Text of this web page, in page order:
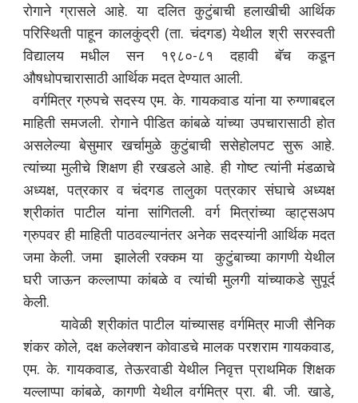
रोगाने ग्रासले आहे. या दलित कुटुंबाची हलाखीची आर्थिक
परिस्थिती पाहून कालकुंद्री (ता. चंदगड) येथील श्री सरस्वती
विद्यालय मधील सन १९८०-८१ दहावी बॅच कडून
औषधोपचारासाठी आर्थिक मदत देण्यात आली.
वर्गमित्र ग्रुपचे सदस्य एम. के. गायकवाड यांना या रुग्णाबद्दल
माहिती समजली. रोगाने पीडित कांबळे यांच्या उपचारासाठी होत
असलेल्या बेसुमार खर्चामुळे कुटुंबाची ससेहोलपट सुरू आहे.
त्यांच्या मुलीचे शिक्षण ही रखडले आहे. ही गोष्ट त्यांनी मंडळाचे
अध्यक्ष, पत्रकार व चंदगड तालुका पत्रकार संघाचे अध्यक्ष
श्रीकांत पाटील यांना सांगितली. वर्ग मित्रांच्या व्हाट्सअप
ग्रुपवर ही माहिती पाठवल्यानंतर अनेक सदस्यांनी आर्थिक मदत
जमा केली. जमा झालेली रक्कम या कुटुंबाच्या कागणी येथील
घरी जाऊन कल्लाप्पा कांबळे व त्यांची मुलगी यांच्याकडे सुपूर्द
केली.
यावेळी श्रीकांत पाटील यांच्यासह वर्गमित्र माजी सैनिक
शंकर कोले, दक्ष कलेक्शन कोवाडचे मालक परशराम गायकवाड,
एम. के. गायकवाड, तेऊरवाडी येथील निवृत्त प्राथमिक शिक्षक
यल्लाप्पा कांबळे, कागणी येथील वर्गमित्र प्रा. बी. जी. खाडे,